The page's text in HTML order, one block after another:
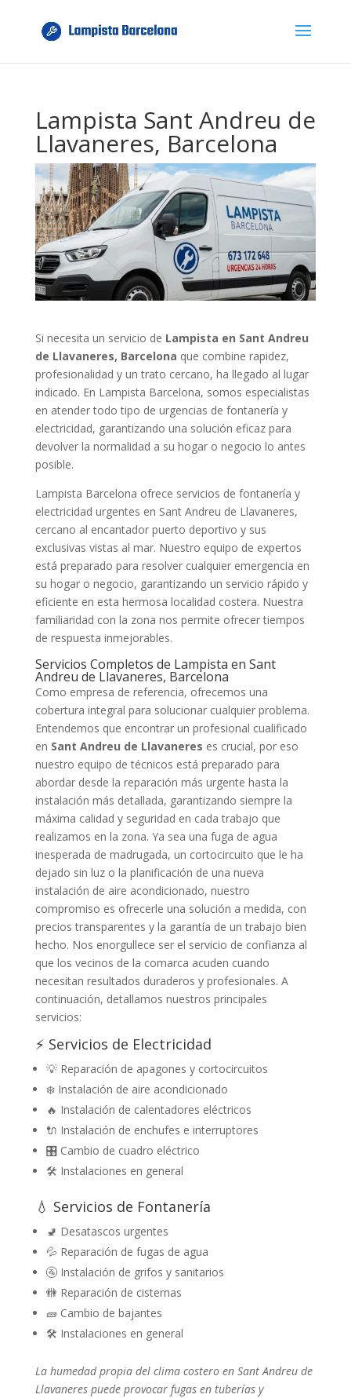
Lampista Sant Andreu de
Llavaneres, Barcelona
Si necesita un servicio de Lampista en Sant Andreu
de Llavaneres, Barcelona que combine rapidez,
profesionalidad y un trato cercano, ha llegado al lugar
indicado. En Lampista Barcelona, somos especialistas
en atender todo tipo de urgencias de fontanería y
electricidad, garantizando una solución eficaz para
devolver la normalidad a su hogar o negocio lo antes
posible.
Lampista Barcelona ofrece servicios de fontanería y
electricidad urgentes en Sant Andreu de Llavaneres,
cercano al encantador puerto deportivo y sus
exclusivas vistas al mar. Nuestro equipo de expertos
está preparado para resolver cualquier emergencia en
su hogar o negocio, garantizando un servicio rápido y
eficiente en esta hermosa localidad costera. Nuestra
familiaridad con la zona nos permite ofrecer tiempos
de respuesta inmejorables.
Servicios Completos de Lampista en Sant
Andreu de Llavaneres, Barcelona
Como empresa de referencia, ofrecemos una
cobertura integral para solucionar cualquier problema.
Entendemos que encontrar un profesional cualificado
en Sant Andreu de Llavaneres es crucial, por eso
nuestro equipo de técnicos está preparado para
abordar desde la reparación más urgente hasta la
instalación más detallada, garantizando siempre la
máxima calidad y seguridad en cada trabajo que
realizamos en la zona. Ya sea una fuga de agua
inesperada de madrugada, un cortocircuito que le ha
dejado sin luz o la planificación de una nueva
instalación de aire acondicionado, nuestro
compromiso es ofrecerle una solución a medida, con
precios transparentes y la garantía de un trabajo bien
hecho. Nos enorgullece ser el servicio de confianza al
que los vecinos de la comarca acuden cuando
necesitan resultados duraderos y profesionales. A
continuación, detallamos nuestros principales
servicios:
⚡ Servicios de Electricidad
💡 Reparación de apagones y cortocircuitos
❄️ Instalación de aire acondicionado
🔥 Instalación de calentadores eléctricos
🔌 Instalación de enchufes e interruptores
🎛️ Cambio de cuadro eléctrico
🛠️ Instalaciones en general
💧 Servicios de Fontanería
🚽 Desatascos urgentes
💦 Reparación de fugas de agua
🚰 Instalación de grifos y sanitarios
🚻 Reparación de cisternas
🧱 Cambio de bajantes
🛠️ Instalaciones en general
La humedad propia del clima costero en Sant Andreu de
Llavaneres puede provocar fugas en tuberías y